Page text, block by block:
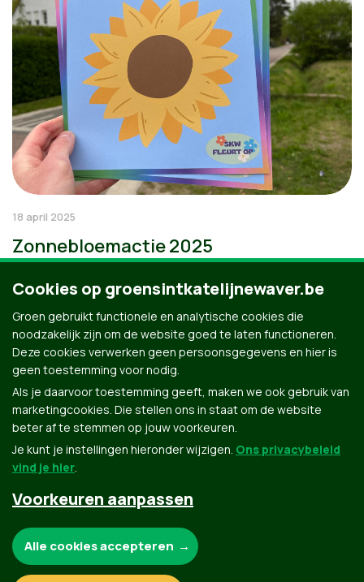
18 april 2025
Zonnebloemactie 2025
Groen.be
Contact Privacybeleid
Cookies op groensintkatelijnewaver.be
Groen gebruikt functionele en analytische cookies die
noodzakelijk zijn om de website goed te laten functioneren.
Deze cookies verwerken geen persoonsgegevens en hier is
geen toestemming voor nodig.
Als je daarvoor toestemming geeft, maken we ook gebruik van
marketingcookies. Die stellen ons in staat om de website
beter af te stemmen op jouw voorkeuren.
Je kunt je instellingen hieronder wijzigen. Ons privacybeleid
vind je hier.
Voorkeuren aanpassen
Alle cookies accepteren